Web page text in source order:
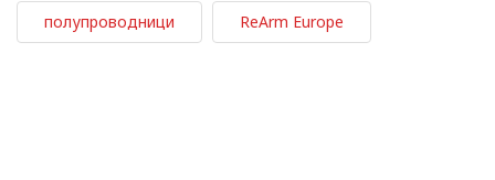
полупроводници ReArm Europe